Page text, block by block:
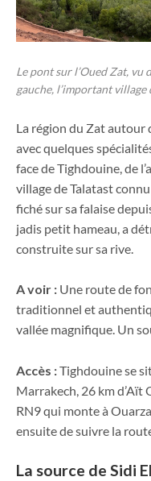
Le pont sur l’Oued Zat, vu
gauche, l’important village
La région du Zat autour
avec quelques
face de Tighdouine, de
village de Talatast
fiché sur sa falaise
jadis petit hameau, a
construite sur sa rive.
A voir : Une route de
traditionnel et
vallée magnifique. Un
Accès :Tighdouine se
Marrakech, 26 km d’Aït
RN9 qui monte à
ensuite de suivre la
La source de Sidi